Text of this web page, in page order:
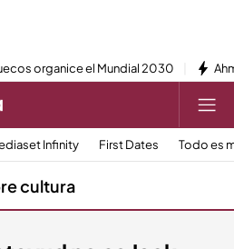
organice el Mundial 2030
Infinity First Dates Todo es
cultura